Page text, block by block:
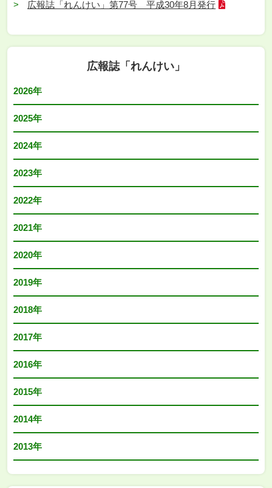
広報誌「れんけい」第77号 平成30年8月発行
広報誌「れんけい」
2026年
2025年
2024年
2023年
2022年
2021年
2020年
2019年
2018年
2017年
2016年
2015年
2014年
2013年